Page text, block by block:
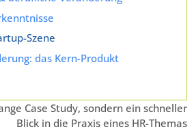
Szene
das Kern-Produkt
Case Study, sondern ein schneller
Blick in die Praxis eines HR-Themas